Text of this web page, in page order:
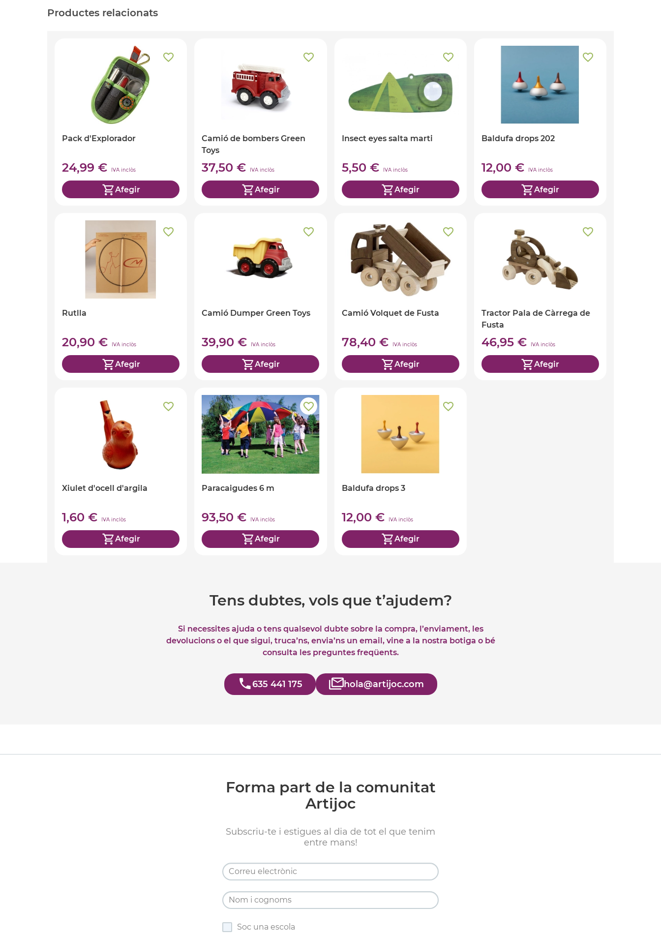
Productes relacionats
Pack d'Explorador
24,99 € IVA inclòs
Afegir
Camió de bombers Green
Toys
37,50 € IVA inclòs
Afegir
Insect eyes salta marti
5,50 € IVA inclòs
Afegir
Baldufa drops 202
12,00 € IVA inclòs
Afegir
Rutlla
20,90 € IVA inclòs
Afegir
Camió Dumper Green Toys
39,90 € IVA inclòs
Afegir
Camió Volquet de Fusta
78,40 € IVA inclòs
Afegir
Tractor Pala de Càrrega de
Fusta
46,95 € IVA inclòs
Afegir
Xiulet d'ocell d'argila
1,60 € IVA inclòs
Afegir
Paracaigudes 6 m
93,50 € IVA inclòs
Afegir
Baldufa drops 3
12,00 € IVA inclòs
Afegir
Tens dubtes, vols que t’ajudem?
Si necessites ajuda o tens qualsevol dubte sobre la compra, l’enviament, les
devolucions o el que sigui, truca’ns, envia’ns un email, vine a la nostra botiga o bé
consulta les preguntes freqüents.
635 441 175 hola@artijoc.com
Forma part de la comunitat
Artijoc
Subscriu-te i estigues al dia de tot el que tenim
entre mans!
Soc una escola